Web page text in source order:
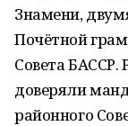
Знамени,
Почётной
Совета БАССР.
доверяли
районного